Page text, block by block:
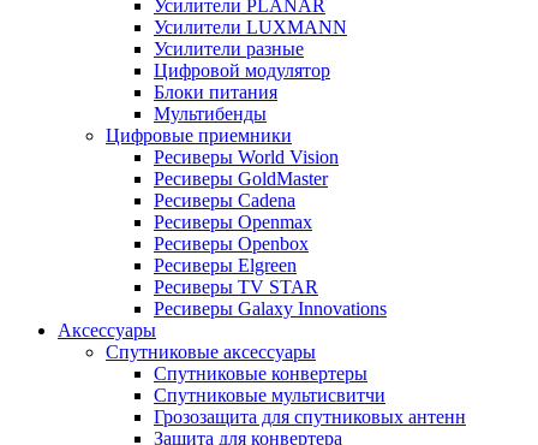
Усилители PLANAR
Усилители LUXMANN
Усилители разные
Цифровой модулятор
Блоки питания
Мультибенды
Цифровые приемники
Ресиверы World Vision
Ресиверы GoldMaster
Ресиверы Cadena
Ресиверы Openmax
Ресиверы Openbox
Ресиверы Elgreen
Ресиверы TV STAR
Ресиверы Galaxy Innovations
Аксессуары
Спутниковые аксессуары
Спутниковые конвертеры
Спутниковые мультисвитчи
Грозозащита для спутниковых антенн
Защита для конвертера